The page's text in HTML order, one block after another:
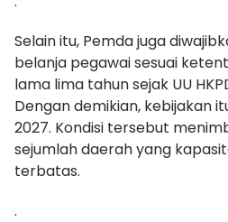
Selain itu, Pemda juga
belanja pegawai sesuai
lama lima tahun sejak UU
Dengan demikian, kebijakan
2027. Kondisi tersebut
sejumlah daerah yang
terbatas.
.